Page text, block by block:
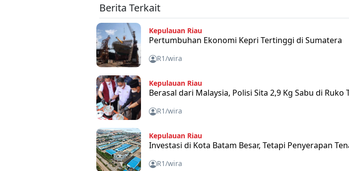
Berita Terkait
Kepulauan Riau
Pertumbuhan Ekonomi Kepri Tertinggi di Sumatera
R1/wira
Kepulauan Riau
Berasal dari Malaysia, Polisi Sita 2,9 Kg Sabu di Ruko
R1/wira
Kepulauan Riau
Investasi di Kota Batam Besar, Tetapi Penyerapan
R1/wira